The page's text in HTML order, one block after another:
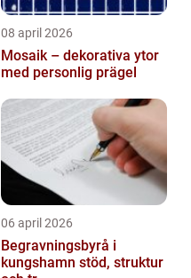
08 april 2026
Mosaik – dekorativa ytor
med personlig prägel
06 april 2026
Begravningsbyrå i
kungshamn stöd, struktur